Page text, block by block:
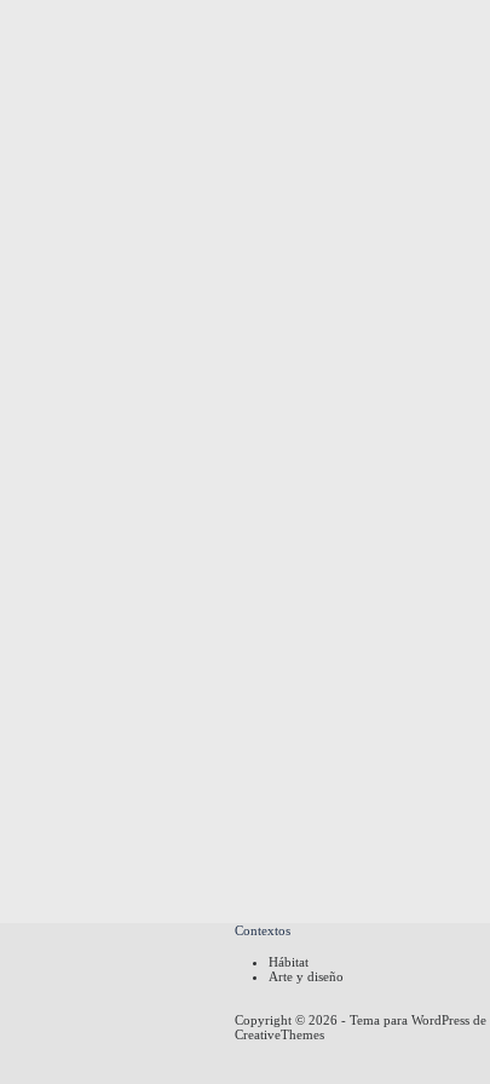
Contextos
Hábitat
Arte y diseño
Copyright © 2026 - Tema para WordPress de
CreativeThemes